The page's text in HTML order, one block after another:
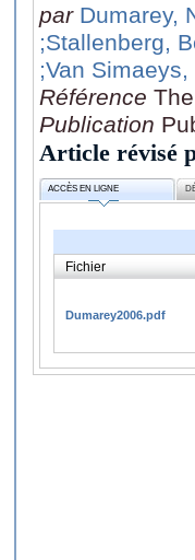
par Dumarey,
;Stallenberg,
;Van Simaeys,
Référence
Publication
Article révisé
ACCÈS EN LIGNE
Fichier
Dumarey2006.pdf